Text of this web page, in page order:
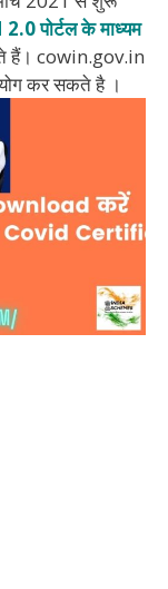
पोर्टल के माध्यम
cowin.gov.in
कर सकते है ।